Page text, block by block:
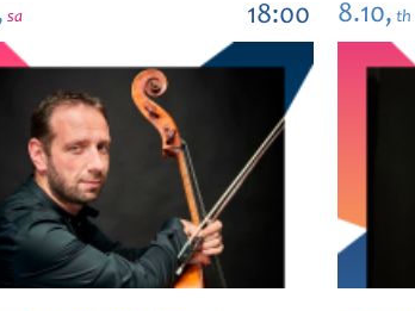
sa 18:00 8.10, th